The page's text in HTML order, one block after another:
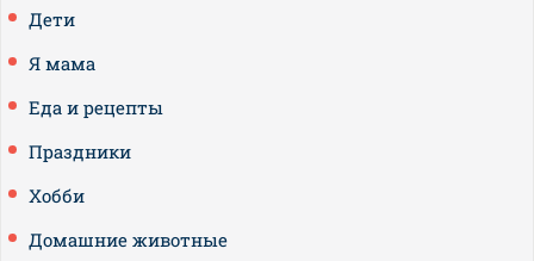
Дети
Я мама
Еда и рецепты
Праздники
Хобби
Домашние животные